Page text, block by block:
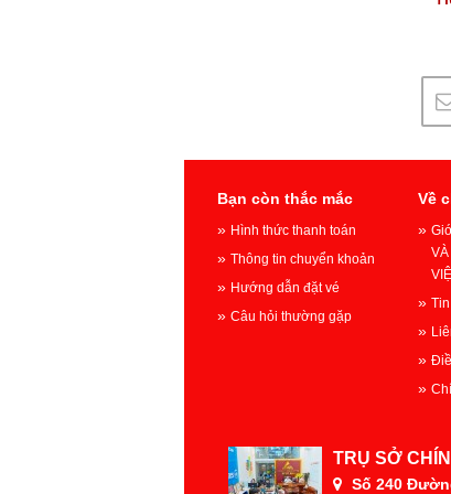
Bạn còn thắc mắc
Hình thức thanh toán
Thông tin chuyển khoản
Hướng dẫn đặt vé
Câu hỏi thường gặp
Về
TRỤ SỞ
Số 240